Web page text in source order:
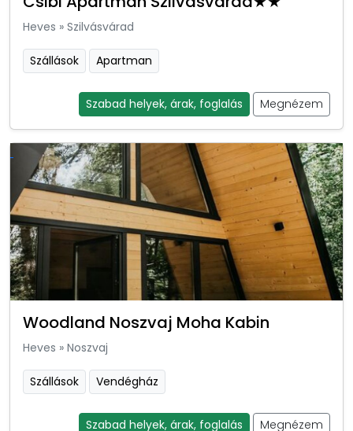
Heves » Szilvásvárad
Szállások Apartman
Szabad helyek, árak, foglalás Megnézem
Woodland Noszvaj Moha Kabin
Heves » Noszvaj
Szállások Vendégház
Szabad helyek, árak, foglalás Megnézem